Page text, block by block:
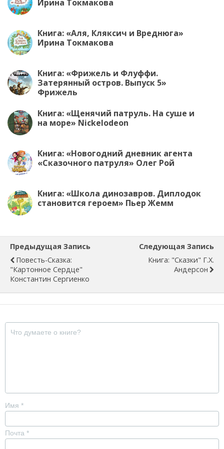
Ирина Токмакова
Книга: «Аля, Кляксич и Вреднюга»
Ирина Токмакова
Книга: «Фрижель и Флуффи.
Затерянный остров. Выпуск 5»
Фрижель
Книга: «Щенячий патруль. На суше и
на море» Nickelodeon
Книга: «Новогодний дневник агента
«Сказочного патруля» Олег Рой
Книга: «Школа динозавров. Диплодок
становится героем» Пьер Жемм
Предыдущая Запись
Повесть-Сказка:
"Картонное Сердце"
Константин Сергиенко
Следующая Запись
Книга: "Сказки" Г.Х.
Андерсон
Имя *
Почта *